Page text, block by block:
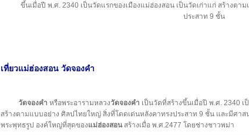
ขึ้นเมื่อปี พ.ศ. 2340 เป็นวัดแรกของเมืองแม่ฮ่องสอน เป็นวัดเก่าแก่ สร้างต
ประสาท 9 ชั้น
เที่ยวแม่ฮ่องสอน วัดจองคํา
วัดจองคำ หรือพระอารามหลวงวัดจองคำ เป็นวัดที่สร้างขึ้นเมื่อปี พ.ศ. 2340 เ
สร้างตามแบบอย่าง ศิลปไทยใหญ่ สิ่งที่โดดเด่นหลังคาทรงประสาท 9 ชั้น และมีศา
พระพุทธรูป องค์ใหญ่ที่สุดของแม่ฮ่องสอนสร้างเมื่อ พ.ศ.2477 โดยช่างชาวพม่า